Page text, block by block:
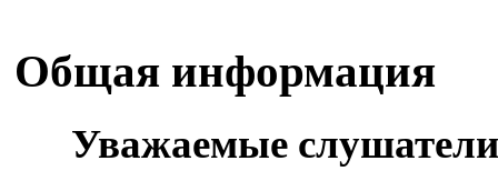
Общая информация
Уважаемые